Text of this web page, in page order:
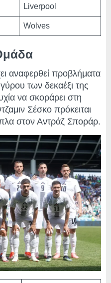
Liverpool
Wolves
αναφερθεί προβλήματα
των δεκαέξι της
να σκοράρει στη
Σέσκο πρόκειται
στον Αντράζ Σποράρ.